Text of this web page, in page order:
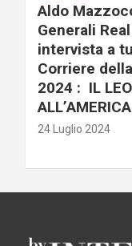
Aldo
Generali
intervista a
Corriere
2024 : IL
ALL’AMERICA
24 Luglio 2024